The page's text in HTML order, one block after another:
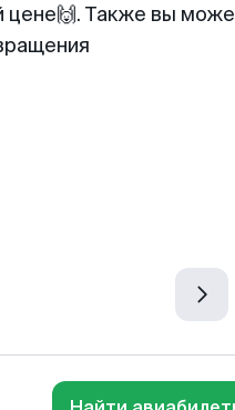
цене🙌. Также вы